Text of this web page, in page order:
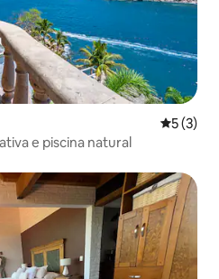
5 de
5 (3)
e piscina natural